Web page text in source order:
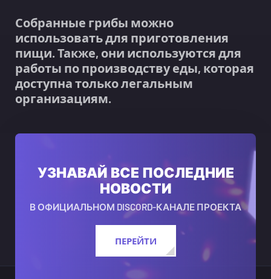
Собранные грибы можно
использовать для приготовления
пищи. Также, они используются для
работы по производству еды, которая
доступна только легальным
организациям.
УЗНАВАЙ ВСЕ ПОСЛЕДНИЕ
НОВОСТИ
В ОФИЦИАЛЬНОМ DISCORD-КАНАЛЕ ПРОЕКТА
ПЕРЕЙТИ